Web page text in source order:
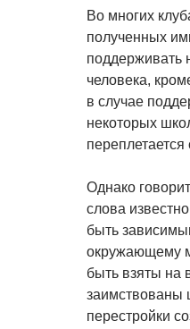
Во многих
полученных
поддерживать
человека,
в случае
некоторых
Однако
слова
быть
окружающему
быть взяты на
заимствованы
перестройки